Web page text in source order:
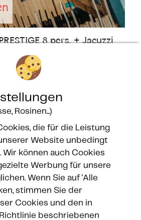
8 pers. + Jacuzzi
Rosinen...)
die für die Leistung
Website unbedingt
können auch Cookies
Werbung für unsere
Wenn Sie auf 'Alle
stimmen Sie der
Cookies und den in
beschriebenen